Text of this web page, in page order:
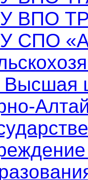
ВПО
СПО
Высшая